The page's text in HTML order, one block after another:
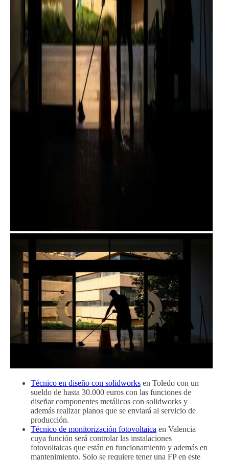
Técnico en diseño con solidworks en Toledo con un
sueldo de hasta 30.000 euros con las funciones de
diseñar componentes metálicos con solidworks y
además realizar planos que se enviará al servicio de
producción.
Técnico de monitorización fotovoltaica en Valencia
cuya función será controlar las instalaciones
fotovoltaicas que están en funcionamiento y además en
mantenimiento. Solo se requiere tener una FP en este